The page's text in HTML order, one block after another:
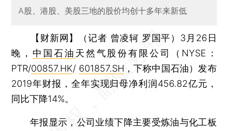
A股、港股、美股三地的股价均创十多年来新低
【财新网】（记者 曾凌轲 罗国平） 3月26日
晚， 中国石油 天然气股份有限公司（NYSE：
PTR/00857.HK/ 601857.SH ，下称中国石油）发布
2019年财报，全年实现归母净利润456.82亿元，
同比下降14%。
年报显示，公司业绩下降主要受炼油与化工板